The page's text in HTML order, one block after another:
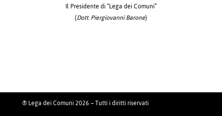
Il Presidente di “Lega dei Comuni”
(Dott. Piergiovanni Barone)
® Lega dei Comuni 2026 – Tutti i diritti riservati